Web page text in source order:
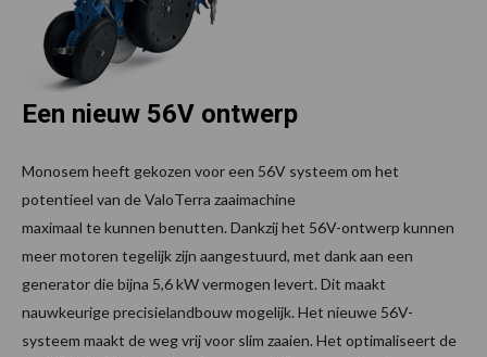
Een nieuw 56V ontwerp
Monosem heeft gekozen voor een 56V systeem om het
potentieel van de ValoTerra zaaimachine
maximaal te kunnen benutten. Dankzij het 56V-ontwerp kunnen
meer motoren tegelijk zijn aangestuurd, met dank aan een
generator die bijna 5,6 kW vermogen levert. Dit maakt
nauwkeurige precisielandbouw mogelijk. Het nieuwe 56V-
systeem maakt de weg vrij voor slim zaaien. Het optimaliseert de